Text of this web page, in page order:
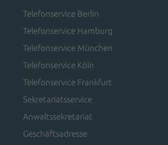
Telefonservice Berlin
Telefonservice Hamburg
Telefonservice München
Telefonservice Köln
Telefonservice Frankfurt
Sekretariatsservice
Anwaltssekretariat
Geschäftsadresse